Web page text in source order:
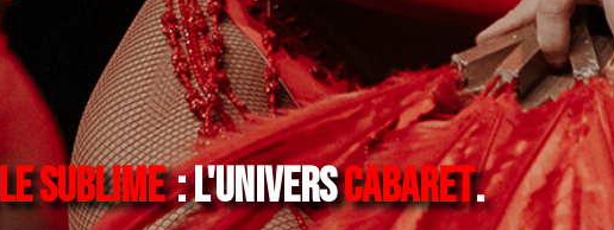
SUBLIME : L'UNIVERSCABARET.